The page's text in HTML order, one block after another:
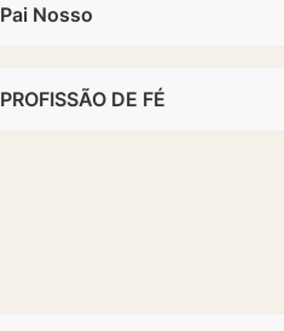
Pai Nosso
PROFISSÃO DE FÉ